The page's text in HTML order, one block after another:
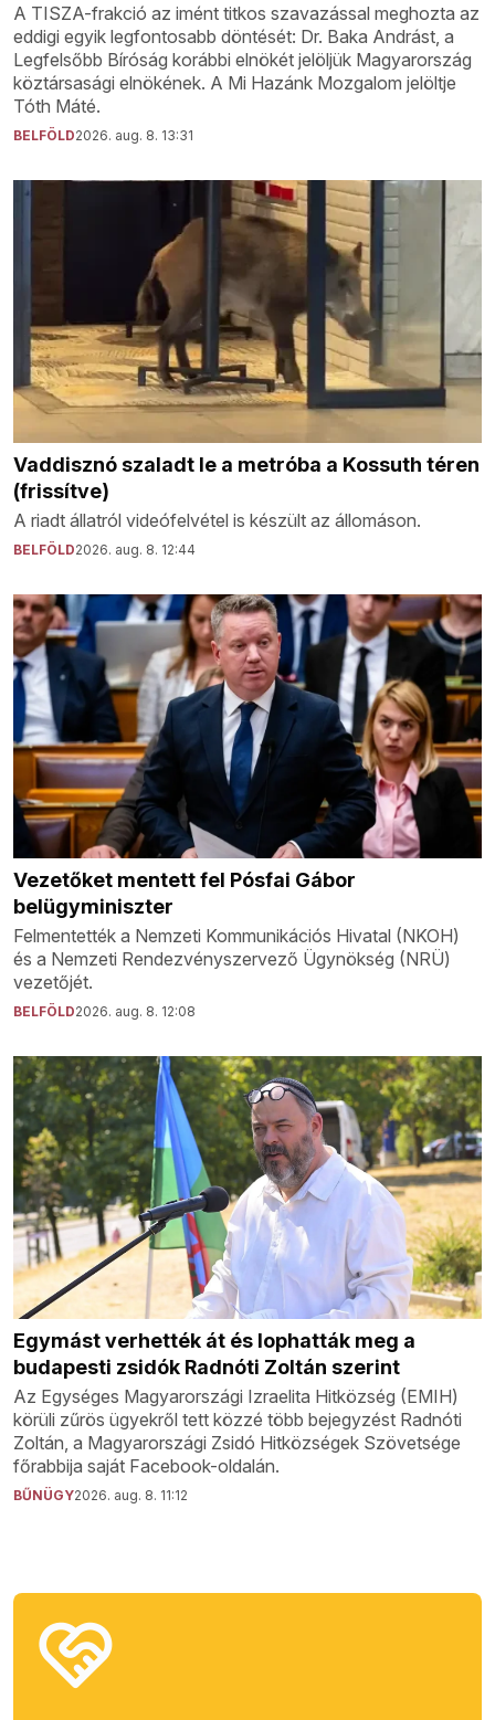
A TISZA-frakció az imént titkos szavazással meghozta az
eddigi egyik legfontosabb döntését: Dr. Baka Andrást, a
Legfelsőbb Bíróság korábbi elnökét jelöljük Magyarország
köztársasági elnökének. A Mi Hazánk Mozgalom jelöltje
Tóth Máté.
BELFÖLD2026. aug. 8. 13:31
Vaddisznó szaladt le a metróba a Kossuth téren
(frissítve)
A riadt állatról videófelvétel is készült az állomáson.
BELFÖLD2026. aug. 8. 12:44
Vezetőket mentett fel Pósfai Gábor
belügyminiszter
Felmentették a Nemzeti Kommunikációs Hivatal (NKOH)
és a Nemzeti Rendezvényszervező Ügynökség (NRÜ)
vezetőjét.
BELFÖLD2026. aug. 8. 12:08
Egymást verhették át és lophatták meg a
budapesti zsidók Radnóti Zoltán szerint
Az Egységes Magyarországi Izraelita Hitközség (EMIH)
körüli zűrös ügyekről tett közzé több bejegyzést Radnóti
Zoltán, a Magyarországi Zsidó Hitközségek Szövetsége
főrabbija saját Facebook-oldalán.
BŰNÜGY2026. aug. 8. 11:12